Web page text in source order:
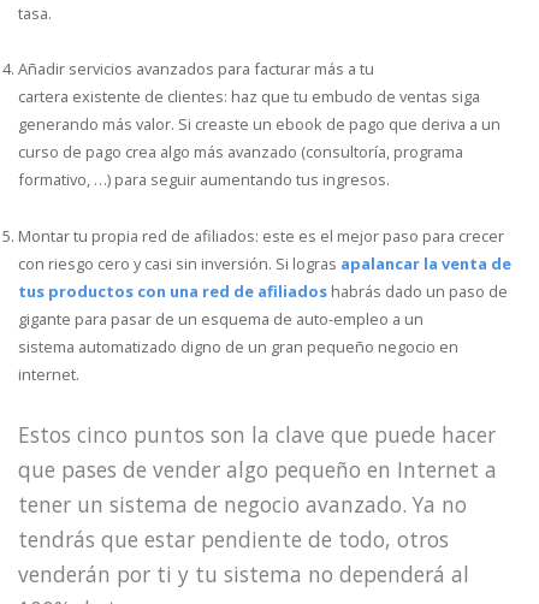
tasa.
Añadir servicios avanzados para facturar más a tu
cartera existente de clientes: haz que tu embudo de ventas siga
generando más valor. Si creaste un ebook de pago que deriva a un
curso de pago crea algo más avanzado (consultoría, programa
formativo, …) para seguir aumentando tus ingresos.
Montar tu propia red de afiliados: este es el mejor paso para crecer
con riesgo cero y casi sin inversión. Si logras apalancar la venta de
tus productos con una red de afiliados habrás dado un paso de
gigante para pasar de un esquema de auto-empleo a un
sistema automatizado digno de un gran pequeño negocio en
internet.
Estos cinco puntos son la clave que puede hacer
que pases de vender algo pequeño en Internet a
tener un sistema de negocio avanzado. Ya no
tendrás que estar pendiente de todo, otros
venderán por ti y tu sistema no dependerá al